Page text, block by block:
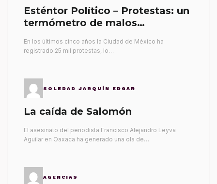
Esténtor Político – Protestas: un
termómetro de malos
En los últimos cinco años la Ciudad de México ha
registrado 25 mil protestas, lo…
SOLEDAD JARQUÍN EDGAR
La caída de Salomón
El asesinato del periodista Francisco Alejandro Leyva
Aguilar en Oaxaca ha generado una ola de…
AGENCIAS